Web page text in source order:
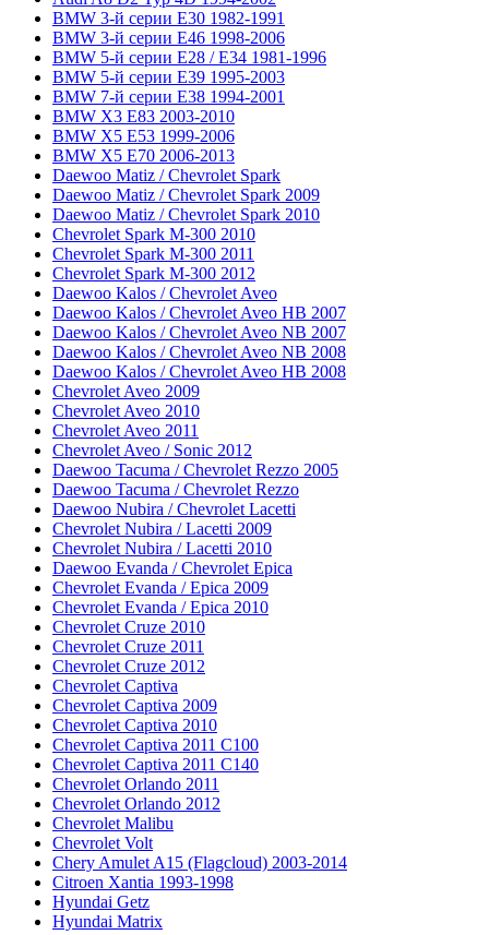
BMW 3-й серии E30 1982-1991
BMW 3-й серии E46 1998-2006
BMW 5-й серии E28 / E34 1981-1996
BMW 5-й серии E39 1995-2003
BMW 7-й серии E38 1994-2001
BMW X3 E83 2003-2010
BMW X5 E53 1999-2006
BMW X5 E70 2006-2013
Daewoo Matiz / Chevrolet Spark
Daewoo Matiz / Chevrolet Spark 2009
Daewoo Matiz / Chevrolet Spark 2010
Chevrolet Spark M-300 2010
Chevrolet Spark M-300 2011
Chevrolet Spark M-300 2012
Daewoo Kalos / Chevrolet Aveo
Daewoo Kalos / Chevrolet Aveo HB 2007
Daewoo Kalos / Chevrolet Aveo NB 2007
Daewoo Kalos / Chevrolet Aveo NB 2008
Daewoo Kalos / Chevrolet Aveo HB 2008
Chevrolet Aveo 2009
Chevrolet Aveo 2010
Chevrolet Aveo 2011
Chevrolet Aveo / Sonic 2012
Daewoo Tacuma / Chevrolet Rezzo 2005
Daewoo Tacuma / Chevrolet Rezzo
Daewoo Nubira / Chevrolet Lacetti
Chevrolet Nubira / Lacetti 2009
Chevrolet Nubira / Lacetti 2010
Daewoo Evanda / Chevrolet Epica
Chevrolet Evanda / Epica 2009
Chevrolet Evanda / Epica 2010
Chevrolet Cruze 2010
Chevrolet Cruze 2011
Chevrolet Cruze 2012
Chevrolet Captiva
Chevrolet Captiva 2009
Chevrolet Captiva 2010
Chevrolet Captiva 2011 C100
Chevrolet Captiva 2011 C140
Chevrolet Orlando 2011
Chevrolet Orlando 2012
Chevrolet Malibu
Chevrolet Volt
Chery Amulet A15 (Flagcloud) 2003-2014
Citroen Xantia 1993-1998
Hyundai Getz
Hyundai Matrix